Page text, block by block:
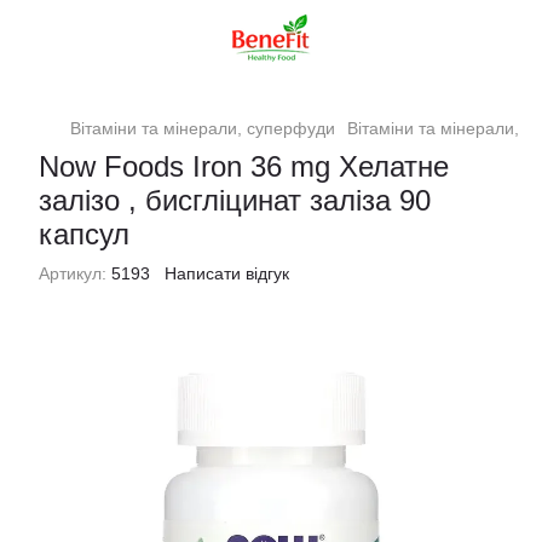
Вітаміни та мінерали, суперфуди Вітаміни та мінерали,
Now Foods Iron 36 mg Хелатне
залізо , бисгліцинат заліза 90
капсул
Артикул: 5193 Написати відгук